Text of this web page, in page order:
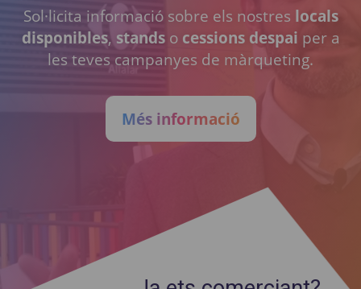
Sol·licita informació sobre els nostres locals
disponibles, standso cessions despai per a
les teves campanyes de màrqueting.
Més informació